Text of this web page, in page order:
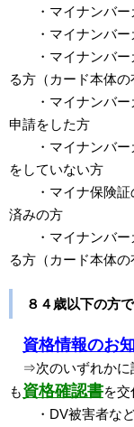
・マイナンバー
・マイナンバー
・マイナンバー
る方（カード本体の
・ マイナンバ
申請をした方
・マイナンバー
をしていない方
・マイナ保険証
済みの方
・マイナンバー
る方（カード本体の
８４歳以下の方
資格情報のお
⇒次のいずれかに
も資格確認書を交
・DV被害者など